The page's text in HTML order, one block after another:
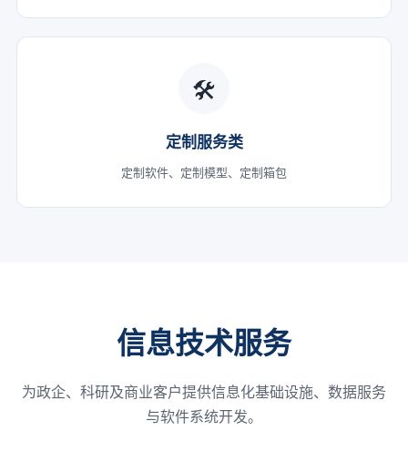
🛠️
定制服务类
定制软件、定制模型、定制箱包
信息技术服务
为政企、科研及商业客户提供信息化基础设施、数据服务
与软件系统开发。